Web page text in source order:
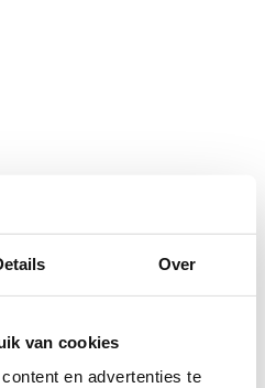
Over
van cookies
en advertenties te